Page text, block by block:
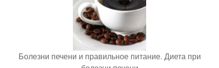
Болезни печени и правильное питание. Диета при